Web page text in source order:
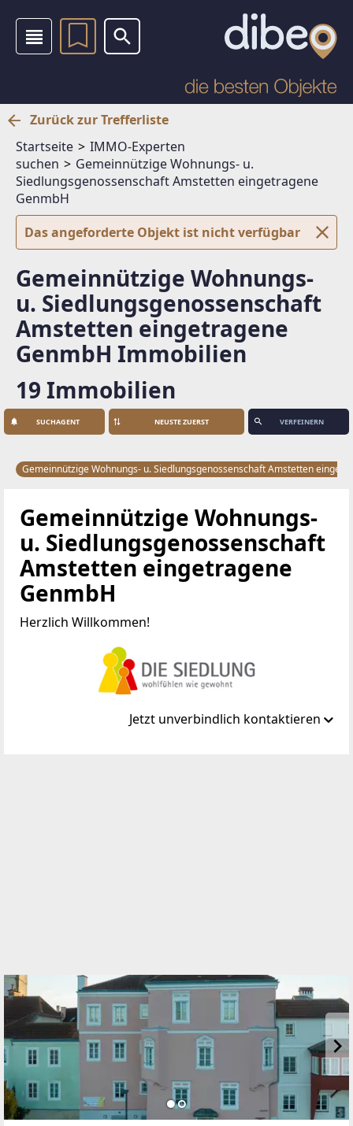
Zurück zur Trefferliste
Startseite
IMMO-Experten
suchen
Gemeinnützige Wohnungs- u.
Siedlungsgenossenschaft Amstetten eingetragene
GenmbH
Das angeforderte Objekt ist nicht verfügbar
Gemeinnützige Wohnungs-
u. Siedlungsgenossenschaft
Amstetten eingetragene
GenmbH Immobilien
19 Immobilien
SUCHAGENT VERFEINERN
Gemeinnützige Wohnungs- u. Siedlungsgenossenschaft Amstetten
Gemeinnützige Wohnungs-
u. Siedlungsgenossenschaft
Amstetten eingetragene
GenmbH
Herzlich Willkommen!
Jetzt unverbindlich kontaktieren